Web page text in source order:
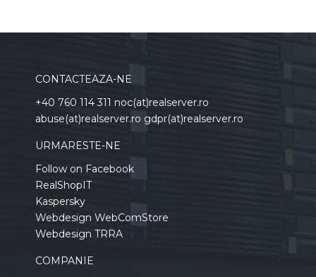
CONTACTEAZA-NE
+40 760 114 311 noc(at)realserver.ro
abuse(at)realserver.ro gdpr(at)realserver.ro
URMARESTE-NE
Follow on Facebook
RealShopIT
Kaspersky
Webdesign WebComStore
Webdesign TRRA
COMPANIE